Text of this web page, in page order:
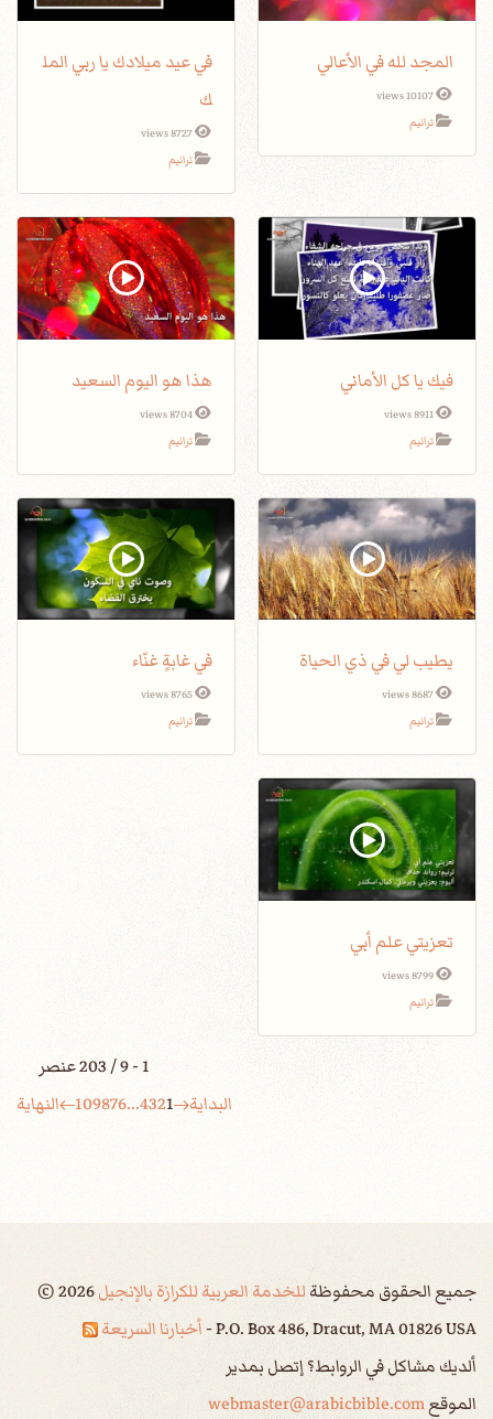
المجد لله في الأعالي
10107 views
ترانيم
في عيد ميلادك يا ربي المل
ك
8727 views
ترانيم
فيك يا كل الأماني
8911 views
ترانيم
هذا هو اليوم السعيد
8704 views
ترانيم
يطيب لي في ذي الحياة
8687 views
ترانيم
في غابةٍ غنّاء
8765 views
ترانيم
تعزيتي علم أبي
8799 views
ترانيم
1 - 9 / 203 عنصر
البداية
1
2
3
4
...
6
7
8
9
10 النهاية
جميع الحقوق محفوظةللخدمة العربية للكرازة بالإنجيل ©2026
P.O. Box 486, Dracut, MA 01826 USA - أخبارنا السريعة
ألديك مشاكل في الروابط؟ إتصل بمدير
الموقعwebmaster@arabicbible.com